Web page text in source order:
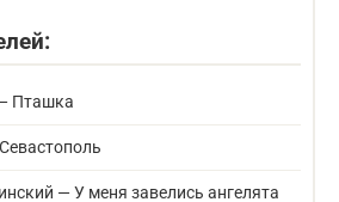
Пташка
— У меня завелись ангелята